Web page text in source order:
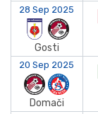
28 Sep 2025
Gosti
20 Sep 2025
Domači